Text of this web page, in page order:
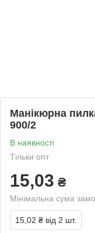
Манікюрна
900/2
В наявності
Тільки опт
15,03 ₴
Мінімальна сума
15,02 ₴ від 2 шт.